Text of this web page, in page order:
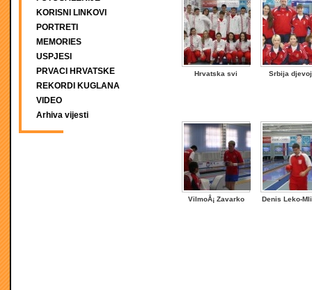
KORISNI LINKOVI
PORTRETI
MEMORIES
USPJESI
PRVACI HRVATSKE
REKORDI KUGLANA
VIDEO
Arhiva vijesti
Hrvatska svi Srbija
VilmoÅ¡ Zavarko Denis Leko-